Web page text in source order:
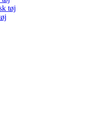
tøj